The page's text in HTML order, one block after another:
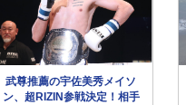
武尊推薦の宇佐美秀メイソ
ン、超RIZIN参戦決定！相手